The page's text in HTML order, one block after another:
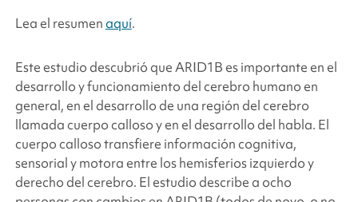
Lea el resumenaquí.
Este estudio descubrió queARID1Bes importante en el
desarrollo y funcionamiento del cerebro humano en
general, en el desarrollo de una región del cerebro
llamada cuerpo calloso y en el desarrollo del habla. El
cuerpo calloso transfiere información cognitiva,
sensorial y motora entre los hemisferios izquierdo y
derecho del cerebro. El estudio describe a ocho